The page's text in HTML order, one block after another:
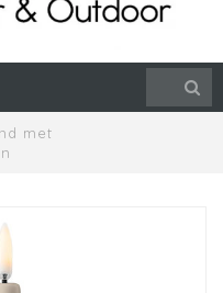
met